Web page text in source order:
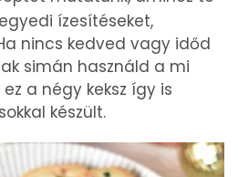
ízesítéseket,
nincs kedved vagy időd
simán használd a mi
a négy keksz így is
készült.